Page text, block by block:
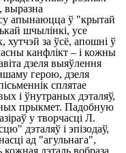
выразна
апынаюцца ў "крытай
шчылінкі, усе
за ўсё, апошні ў
канфлікт – і кожны
дзеля выяўлення
герою, дзеля
сплятае
і ўнутраных дэталяў,
прыкмет. Падобную
у творчасці Л.
дэталяў і эпізодаў,
ад "агульнага",
кожная дэталь вобраза